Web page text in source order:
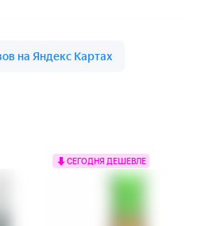
СЕГОДНЯ ДЕШЕВЛЕ